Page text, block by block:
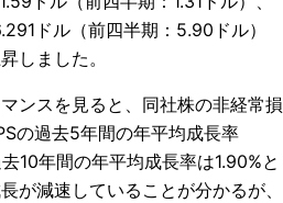
ドル（前四半期：5.90ドル）
しました。
ンスを見ると、 同社株の非経常損
の過去5年間の年平均成長率
10年間の年平均成長率は1.90%と
が減速していることが分かるが、